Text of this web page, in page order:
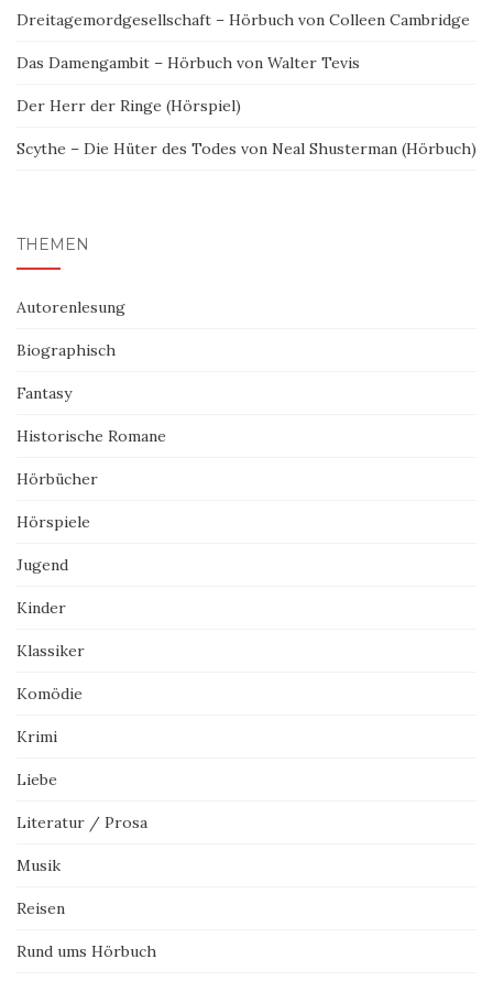
Dreitagemordgesellschaft – Hörbuch von Colleen Cambridge
Das Damengambit – Hörbuch von Walter Tevis
Der Herr der Ringe (Hörspiel)
Scythe – Die Hüter des Todes von Neal Shusterman (Hörbuch)
THEMEN
Autorenlesung
Biographisch
Fantasy
Historische Romane
Hörbücher
Hörspiele
Jugend
Kinder
Klassiker
Komödie
Krimi
Liebe
Literatur / Prosa
Musik
Reisen
Rund ums Hörbuch